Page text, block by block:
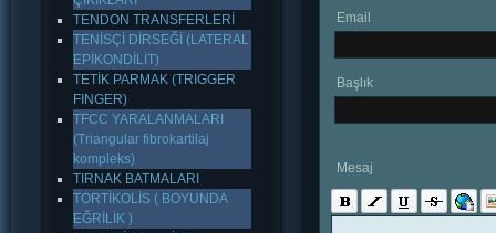
Email
Başlık
Mesaj
TENDON TRANSFERLERİ
TENİSÇİ DİRSEĞİ (LATERAL
EPİKONDİLİT)
TETİK PARMAK (TRIGGER
FINGER)
TFCC YARALANMALARI
(Triangular fibrokartilaj
kompleks)
TIRNAK BATMALARI
TORTİKOLİS ( BOYUNDA
EĞRİLİK )